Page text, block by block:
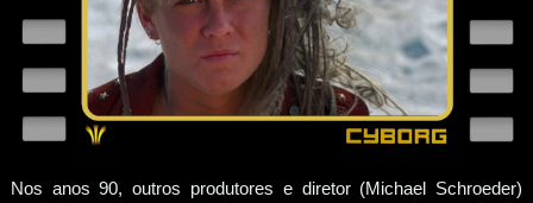
Nos anos 90, outros produtores e diretor (Michael Schroeder)